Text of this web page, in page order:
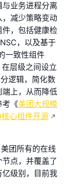
业务进程分离
减少策略变动
，包括健康检
，以及基于
一致性组件
层级之间设立
逻辑，简化数
上，从而降低
考《美团大规模
心组件开源
团所有的在线
点，并覆盖了
级别，目前我